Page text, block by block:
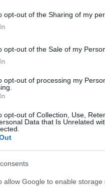
opt-out of the Sharing of my
opt-out of the Sale of my
opt-out of processing my
opt-out of Collection, Use,
Data that Is Unrelated
allow Google to enable